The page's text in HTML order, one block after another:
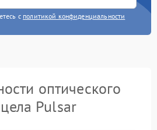
с политикой конфиденциальности
оптического
Pulsar